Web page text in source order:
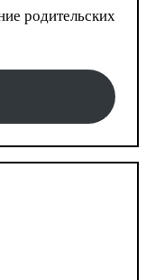
родительских